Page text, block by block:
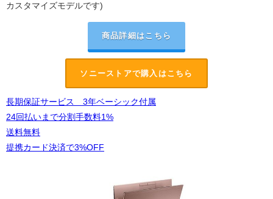
カスタマイズモデルです)
商品詳細はこちら
ソニーストアで購入はこちら
長期保証サービス 3年ベーシック付属
24回払いまで分割手数料1%
送料無料
提携カード決済で3%OFF